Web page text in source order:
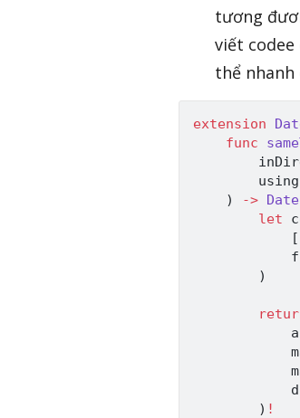
tương
viết
thể
extension
func
)
-> Date
let
[
)
) !